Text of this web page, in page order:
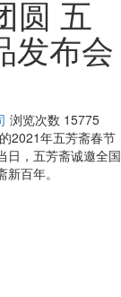
圆 五
发布会
浏览次数 15775
2021年五芳斋春节
日，五芳斋诚邀全国
百年。